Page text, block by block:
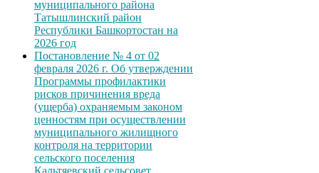
муниципального района
Татышлинский район
Республики Башкортостан на
2026 год
Постановление № 4 от 02
февраля 2026 г. Об утверждении
Программы профилактики
рисков причинения вреда
(ущерба) охраняемым законом
ценностям при осуществлении
муниципального жилищного
контроля на территории
сельского поселения
Кальтяевский сельсовет